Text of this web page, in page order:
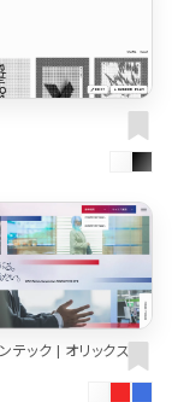
テック | オリックス・レ
社｜新卒・キャリア採
Rentec Corporation